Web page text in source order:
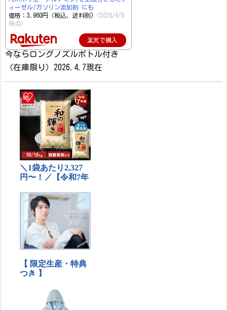
ィーゼル/ガソリン添加剤 にも
価格：3,960円（税込、送料別)
(2026/4/8
時点)
楽天で購入
今ならロングノズルボトル付き
（在庫限り）2026.4.7現在